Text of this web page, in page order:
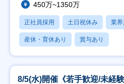
450万~1350万
正社員採用 土日祝休み 業
産休・育休あり 賞与あり
8/5(水)開催《若手歓迎/未経